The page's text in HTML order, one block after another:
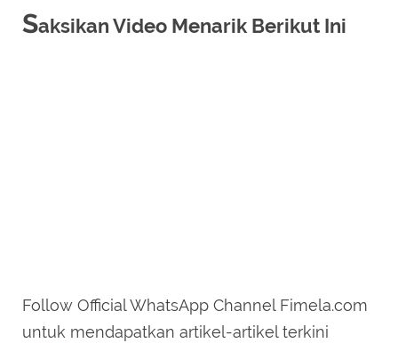
Saksikan Video Menarik Berikut Ini
Follow Official WhatsApp Channel Fimela.com
untuk mendapatkan artikel-artikel terkini